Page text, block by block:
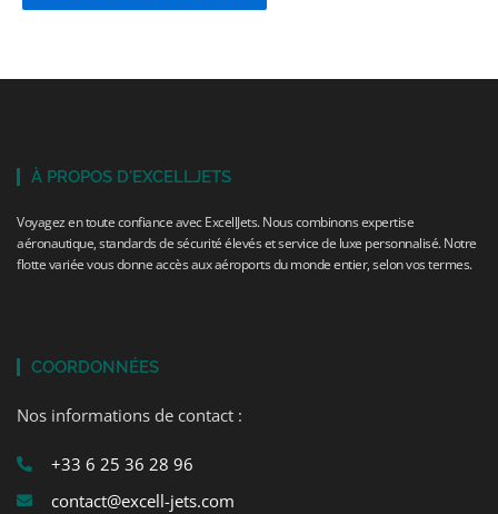
À PROPOS D'EXCELLJETS
Voyagez en toute confiance avec ExcellJets. Nous combinons expertise
aéronautique, standards de sécurité élevés et service de luxe personnalisé. Notre
flotte variée vous donne accès aux aéroports du monde entier, selon vos termes.
COORDONNÉES
Nos informations de contact :
+33 6 25 36 28 96
contact@excell-jets.com